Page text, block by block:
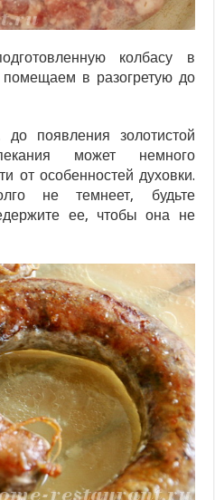
колбасу в
в разогретую до
появления золотистой
может немного
от особенностей духовки.
не темнеет, будьте
ее, чтобы она не